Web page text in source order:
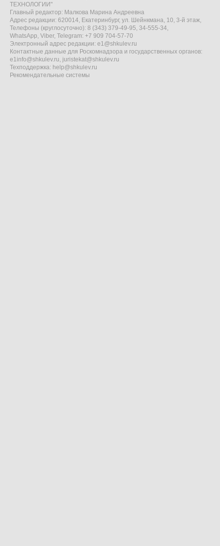
ТЕХНОЛОГИИ"
Главный редактор: Малкова Марина Андреевна
Адрес редакции: 620014, Екатеринбург, ул. Шейнкмана, 10, 3-й этаж,
Телефоны (круглосуточно): 8 (343) 379-49-95, 34-555-34,
WhatsApp, Viber, Telegram: +7 909 704-57-70
Электронный адрес редакции: e1@shkulev.ru
Контактные данные для Роскомнадзора и государственных органов:
e1info@shkulev.ru, juristekat@shkulev.ru
Техподдержка: help@shkulev.ru
Рекомендательные системы